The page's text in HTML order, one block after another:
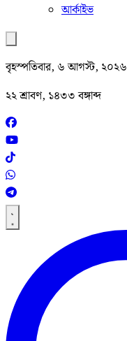
আর্কাইভ
বৃহস্পতিবার, ৬ আগস্ট, ২০২৬
২২ শ্রাবণ, ১৪৩৩ বঙ্গাব্দ